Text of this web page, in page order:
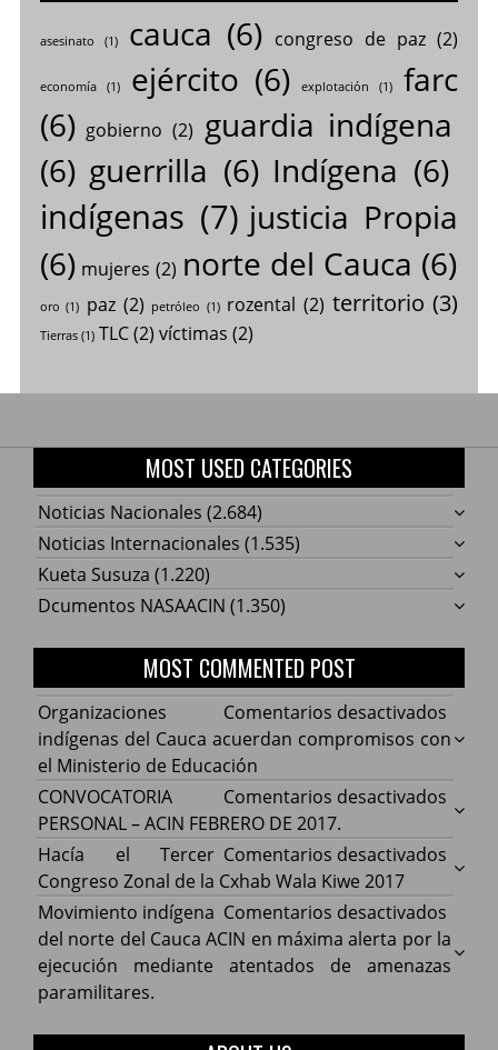
asesinato (1) cauca (6) congreso de paz(2)
economía(1) ejército (6) explotación (1)
farc
(6) gobierno (2) guardia indígena
(6) guerrilla (6) Indígena (6)
indígenas (7) justicia Propia
(6) mujeres (2) norte del Cauca (6)
oro (1) paz (2) petróleo (1) rozental (2) territorio (3)
Tierras(1) TLC(2) víctimas (2)
MOST USED CATEGORIES
Noticias Nacionales (2.684)
Noticias Internacionales (1.535)
Kueta Susuza (1.220)
Dcumentos NASAACIN (1.350)
MOST COMMENTED POST
Comentarios desactivados
Cauca
con
de
Organizaciones
indígenas del Cauca acuerdan compromisos con
el Ministerio de Educación
Comentarios desactivados
ACIN
DE
CONVOCATORIA
PERSONAL – ACIN FEBRERO DE 2017.
Comentarios desactivados
Hacía
la
Hacía el Tercer
Congreso Zonal de la Cxhab Wala Kiwe 2017
Comentarios desactivados
Movimiento indígena
del norte del Cauca ACIN en máxima alerta por la
ejecución mediante atentados de amenazas
paramilitares.